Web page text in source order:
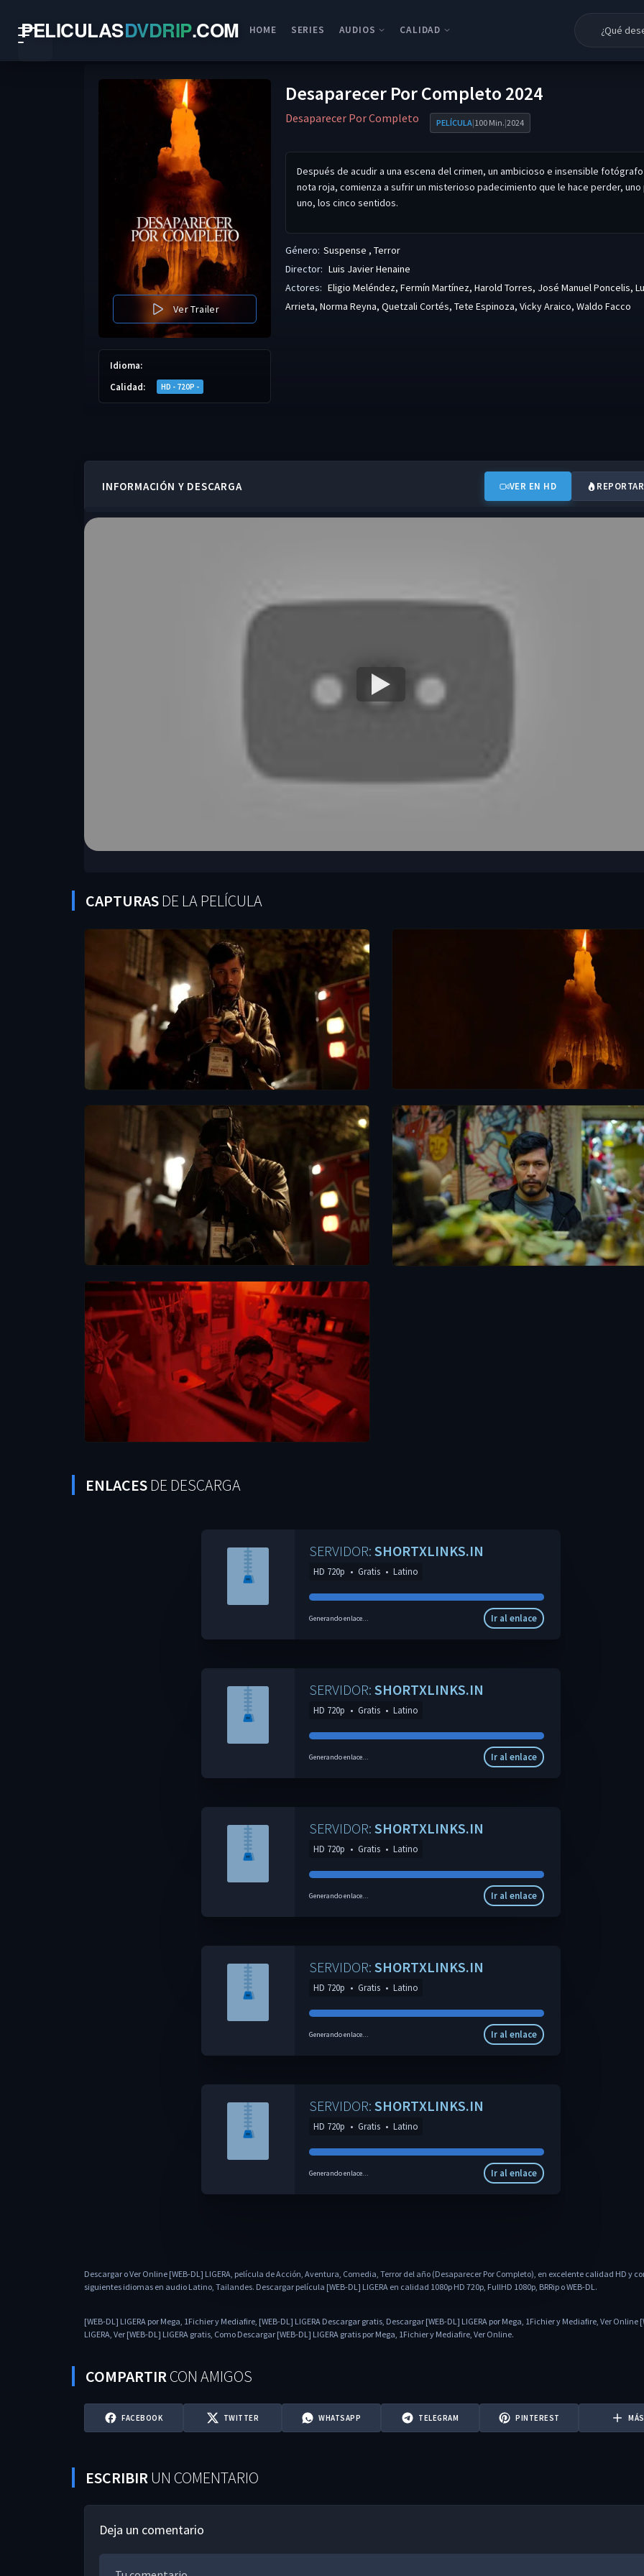
PELICULASDVDRIP.COM HOME SERIES AUDIOS CALIDAD
DVDRIP
Ver Trailer
Idioma:
Calidad:
HD - 720P -
Desaparecer Por Completo 2024
Desaparecer Por Completo PELÍCULA|100 Min.|2024
Después de acudir a una escena del crimen, un ambicioso e insensible
nota roja, comienza a sufrir un misterioso padecimiento que le hace perder, uno
uno, los cinco sentidos.
Género: Suspense , Terror
Director: Luis Javier Henaine
Actores: Eligio Meléndez, Fermín Martínez, Harold Torres, José Manuel Poncelis,
Arrieta, Norma Reyna, Quetzali Cortés, Tete Espinoza, Vicky Araico, Waldo Facco
INFORMACIÓN Y DESCARGA VER EN HD REPORTAR
CAPTURAS DE LA PELÍCULA
ENLACES DE DESCARGA
SERVIDOR: SHORTXLINKS.IN
HD 720p • Gratis • Latino
Generando enlace... Ir al enlace
SERVIDOR: SHORTXLINKS.IN
HD 720p • Gratis • Latino
Generando enlace... Ir al enlace
SERVIDOR: SHORTXLINKS.IN
HD 720p • Gratis • Latino
Generando enlace... Ir al enlace
SERVIDOR: SHORTXLINKS.IN
HD 720p • Gratis • Latino
Generando enlace... Ir al enlace
SERVIDOR: SHORTXLINKS.IN
HD 720p • Gratis • Latino
Generando enlace... Ir al enlace
Descargar o Ver Online [WEB-DL] LIGERA, película de Acción, Aventura, Comedia, Terror del año (Desaparecer Por Completo), en excelente calidad HD y
siguientes idiomas en audio Latino, Tailandes. Descargar película [WEB-DL] LIGERA en calidad 1080p HD 720p, FullHD 1080p, BRRip o WEB-DL.
[WEB-DL] LIGERA por Mega, 1Fichier y Mediafire, [WEB-DL] LIGERA Descargar gratis, Descargar [WEB-DL] LIGERA por Mega, 1Fichier y Mediafire, Ver Online
LIGERA, Ver [WEB-DL] LIGERA gratis, Como Descargar [WEB-DL] LIGERA gratis por Mega, 1Fichier y Mediafire, Ver Online.
COMPARTIRCON AMIGOS
FACEBOOK TWITTER WHATSAPP TELEGRAM PINTEREST MÁS
ESCRIBIR UN COMENTARIO
Deja un comentario